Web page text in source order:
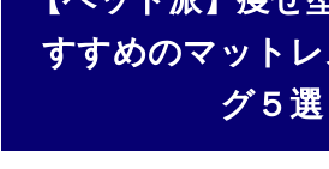
すすめのマット
グ５選